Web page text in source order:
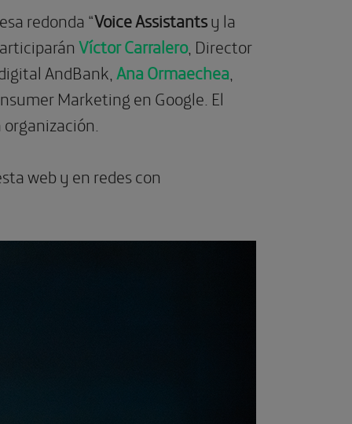
redonda “Voice Assistantsy la
Víctor Carralero, Director
AndBank, Ana Ormaechea
Marketing en Google. El
web y en redes con